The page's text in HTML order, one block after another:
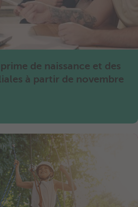
de naissance et des
à partir de novembre